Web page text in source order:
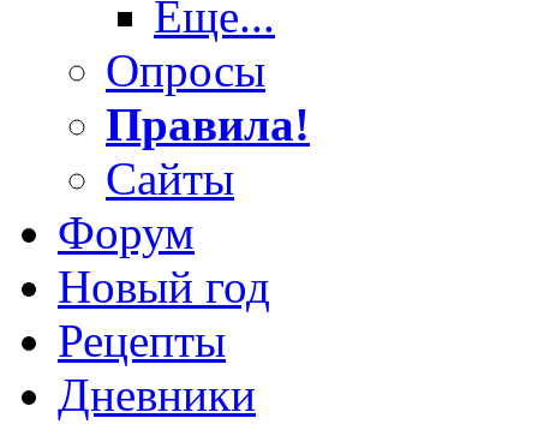
Еще...
Опросы
Правила!
Сайты
Форум
Новый год
Рецепты
Дневники